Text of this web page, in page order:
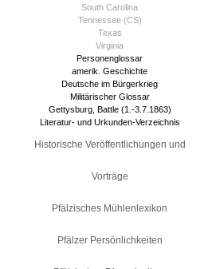
South Carolina
Tennessee (CS)
Texas
Virginia
Personenglossar
amerik. Geschichte
Deutsche im Bürgerkrieg
Militärischer Glossar
Gettysburg, Battle (1.-3.7.1863)
Literatur- und Urkunden-Verzeichnis
Historische Veröffentlichungen und
Vorträge
Pfälzisches Mühlenlexikon
Pfälzer Persönlichkeiten